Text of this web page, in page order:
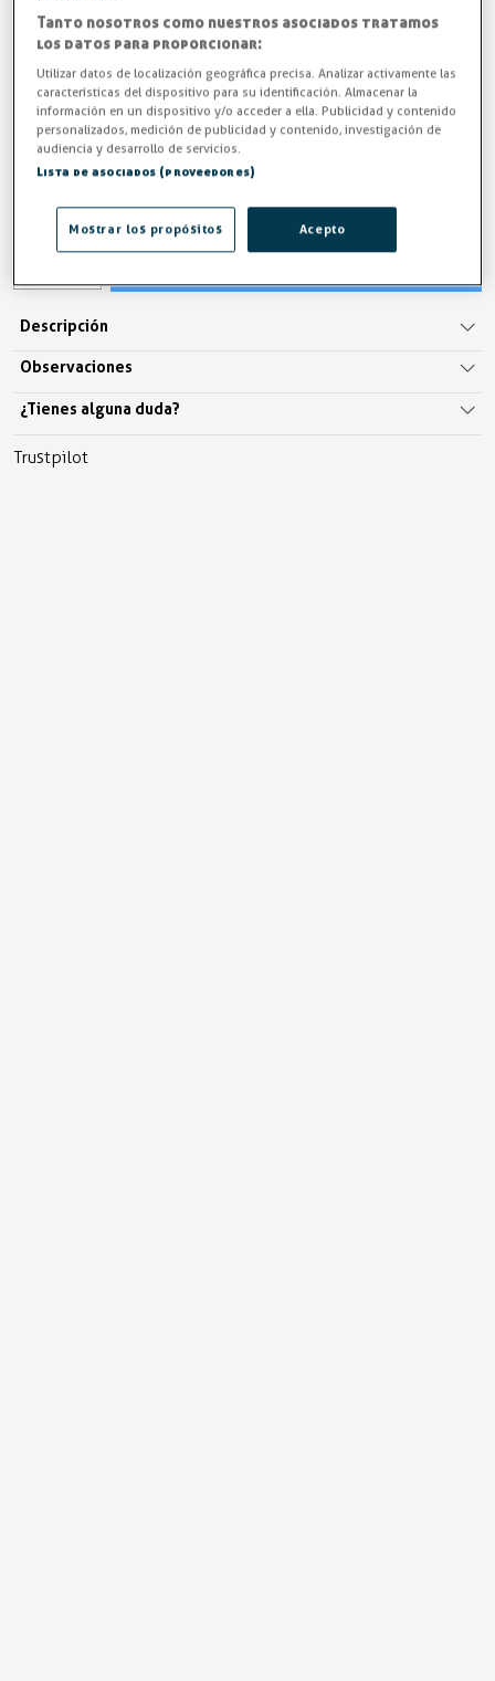
-3% AHORRA -1,22 €
41,38 €
IVA excl. 34,20€
Descripción
Observaciones
¿Tienes alguna duda?
Trustpilot
Tanto nosotros como nuestros asociados tratamos
los datos para proporcionar:
Utilizar datos de localización geográfica precisa. Analizar activamente las
características del dispositivo para su identificación. Almacenar la
información en un dispositivo y/o acceder a ella. Publicidad y contenido
personalizados, medición de publicidad y contenido, investigación de
audiencia y desarrollo de servicios.
Lista de asociados (proveedores)
Acepto
Mostrar los propósitos